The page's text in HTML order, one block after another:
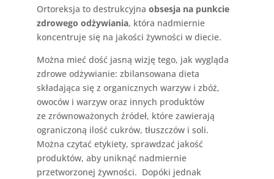
Ortoreksja to destrukcyjna obsesja na punkcie
zdrowego odżywiania, która nadmiernie
koncentruje się na jakości żywności w diecie.
Można mieć dość jasną wizję tego, jak wygląda
zdrowe odżywianie: zbilansowana dieta
składająca się z organicznych warzyw i zbóż,
owoców i warzyw oraz innych produktów
ze zrównoważonych źródeł, które zawierają
ograniczoną ilość cukrów, tłuszczów i soli.
Można czytać etykiety, sprawdzać jakość
produktów, aby uniknąć nadmiernie
przetworzonej żywności. Dopóki jednak